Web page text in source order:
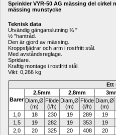
Sprinkler VYR-50 AG mässing del cirkel
mässing munstycke
Teknisk data
Utvändig gänganslutning ¾ "
½ "hantråd.
Den är gjord av mässing.
Kroppsfjädrar och arm i rostfritt stål.
Med avståndsreglage.
Spridare.
Kraftig montage i rostfritt stål.
Vikt: 0,266 kg
Ett
Barer
2,5mm 2,8mm
Diam,Ø
(m)
Flöde
(l/h)
Diam, Ø
(m)
Flöde
(l/h)
Diam, Ø
(m)
1,0
18 230 19 289 19
1,5
19 282 19 353 19
2,0
20 325 20 408 20